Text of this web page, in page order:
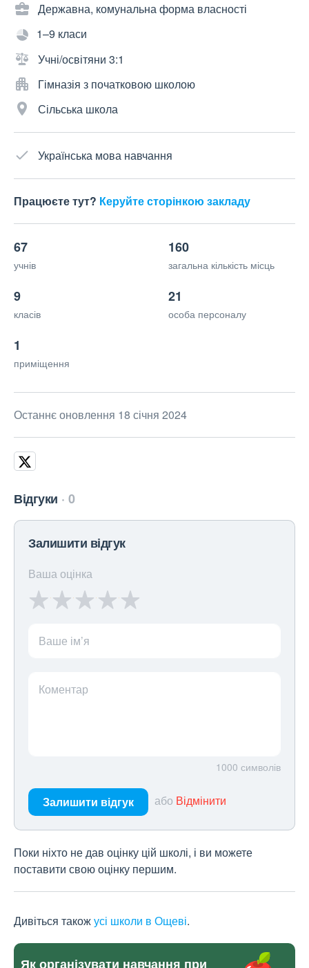
Державна, комунальна форма власності
1–9 класи
Учні/освітяни 3:1
Гімназія з початковою школою
Сільська школа
Українська мова навчання
Працюєте тут? Керуйте сторінкою закладу
67
учнів
160
загальна кількість місць
9
класів
21
особа персоналу
1
приміщення
Останнє оновлення 18 січня 2024
Відгуки 0
Залишити відгук
Ваша оцінка
Ваше ім’я
Коментар
1000 символів
Залишити відгук або Відмінити
Поки ніхто не дав оцінку цій школі, і ви можете
поставити свою оцінку першим.
Дивіться такожусі школи в Ощеві.
Як організувати навчання при